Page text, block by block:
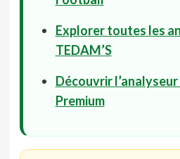
Explorer toutes les
TEDAM’S
Découvrir
Premium